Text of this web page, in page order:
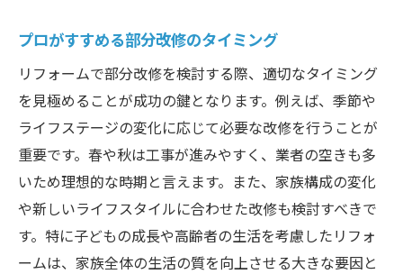
プロがすすめる部分改修のタイミング
リフォームで部分改修を検討する際、適切なタイミング
を見極めることが成功の鍵となります。例えば、季節や
ライフステージの変化に応じて必要な改修を行うことが
重要です。春や秋は工事が進みやすく、業者の空きも多
いため理想的な時期と言えます。また、家族構成の変化
や新しいライフスタイルに合わせた改修も検討すべきで
す。特に子どもの成長や高齢者の生活を考慮したリフォ
ームは、家族全体の生活の質を向上させる大きな要因と